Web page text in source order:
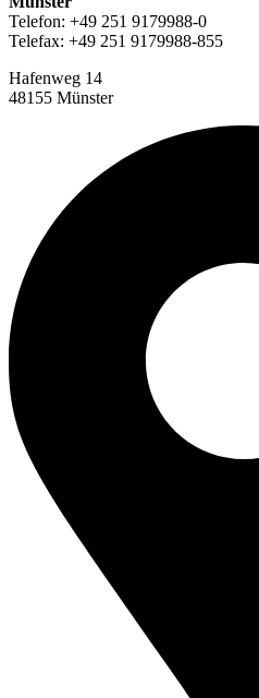
Telefon: +49 251 9179988-0
Telefax: +49 251 9179988-855
Hafenweg 14
48155 Münster